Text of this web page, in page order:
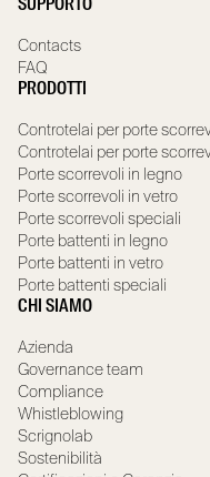
SUPPORTO
Contacts
FAQ
PRODOTTI
Controtelai per porte
Controtelai per porte
Porte scorrevoli in legno
Porte scorrevoli in vetro
Porte scorrevoli speciali
Porte battenti in legno
Porte battenti in vetro
Porte battenti speciali
CHI SIAMO
Azienda
Governance team
Compliance
Whistleblowing
Scrignolab
Sostenibilità